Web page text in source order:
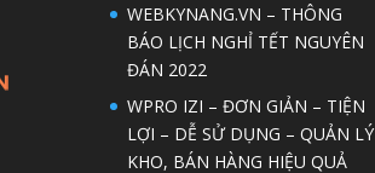
WEBKYNANG.VN – THÔNG
BÁO LỊCH NGHỈ TẾT NGUYÊN
ĐÁN 2022
WPRO IZI – ĐƠN GIẢN – TIỆN
LỢI – DỄ SỬ DỤNG – QUẢN LÝ
KHO, BÁN HÀNG HIỆU QUẢ